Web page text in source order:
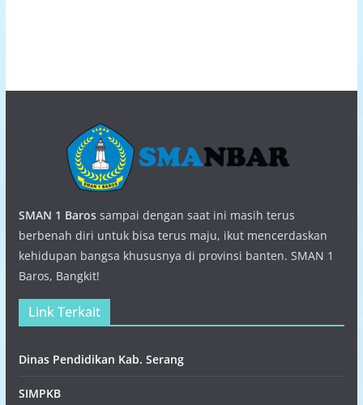
SMAN 1 Barossampai dengan saat ini masih terus
berbenah diri untuk bisa terus maju, ikut mencerdaskan
kehidupan bangsa khususnya di provinsi banten. SMAN 1
Baros, Bangkit!
Link Terkait
Dinas Pendidikan Kab. Serang
SIMPKB